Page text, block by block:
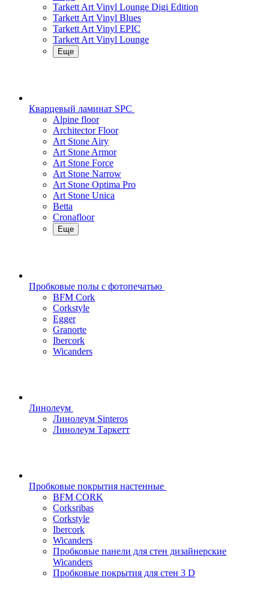
Tarkett Art Vinyl Lounge Digi Edition
Tarkett Art Vinyl Blues
Tarkett Art Vinyl EPIC
Tarkett Art Vinyl Lounge
Еще
Кварцевый ламинат SPC
Alpine floor
Architector Floor
Art Stone Airy
Art Stone Armor
Art Stone Force
Art Stone Narrow
Art Stone Optima Pro
Art Stone Unica
Betta
Cronafloor
Еще
Пробковые полы с фотопечатью
BFM Cork
Corkstyle
Egger
Granorte
Ibercork
Wicanders
Линолеум
Линолеум Sinteros
Линолеум Таркетт
Пробковые покрытия настенные
BFM CORK
Corksribas
Corkstyle
Ibercork
Wicanders
Пробковые панели для стен дизайнерские
Wicanders
Пробковые покрытия для стен 3 D